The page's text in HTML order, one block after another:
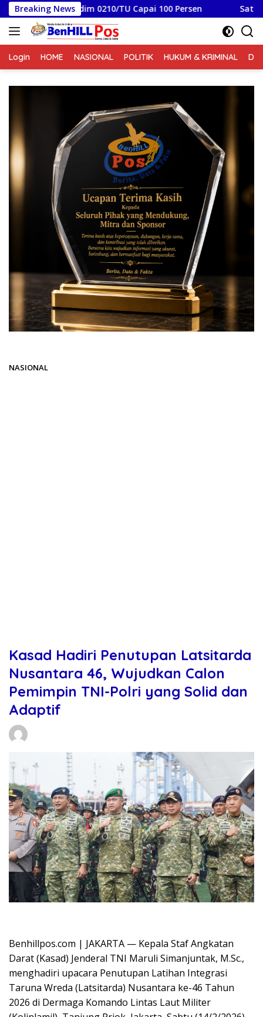
Langsung
ke
konten
Breaking News
0210/TU Capai 100 Persen Satgas TMMD Ke 129
Login HOME NASIONAL POLITIK HUKUM & KRIMINAL
NASIONAL
Kasad Hadiri Penutupan Latsitarda
Nusantara 46, Wujudkan Calon
Pemimpin TNI-Polri yang Solid dan
Adaptif
Benhillpos.com | JAKARTA — Kepala Staf Angkatan
Darat (Kasad) Jenderal TNI Maruli Simanjuntak, M.Sc.,
menghadiri upacara Penutupan Latihan Integrasi
Taruna Wreda (Latsitarda) Nusantara ke-46 Tahun
2026 di Dermaga Komando Lintas Laut Militer